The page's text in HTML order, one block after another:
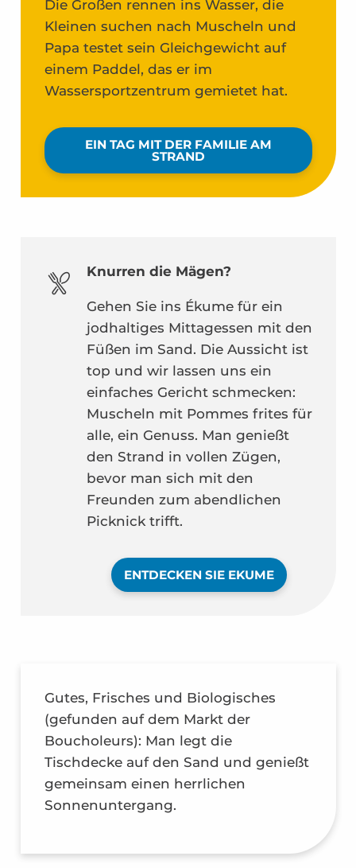
Die Großen rennen ins Wasser, die
Kleinen suchen nach Muscheln und
Papa testet sein Gleichgewicht auf
einem Paddel, das er im
Wassersportzentrum gemietet hat.
EIN TAG MIT DER FAMILIE AM
STRAND
Knurren die Mägen?
Gehen Sie ins Ékume für ein
jodhaltiges Mittagessen mit den
Füßen im Sand. Die Aussicht ist
top und wir lassen uns ein
einfaches Gericht schmecken:
Muscheln mit Pommes frites für
alle, ein Genuss. Man genießt
den Strand in vollen Zügen,
bevor man sich mit den
Freunden zum abendlichen
Picknick trifft.
ENTDECKEN SIE EKUME
Gutes, Frisches und Biologisches
(gefunden auf dem Markt der
Boucholeurs): Man legt die
Tischdecke auf den Sand und genießt
gemeinsam einen herrlichen
Sonnenuntergang.